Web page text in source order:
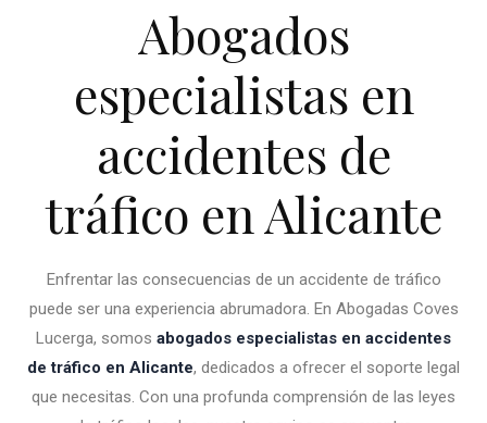
Abogados
especialistas en
accidentes de
tráfico en Alicante
Enfrentar las consecuencias de un accidente de tráfico
puede ser una experiencia abrumadora. En Abogadas Coves
Lucerga, somos abogados especialistas en accidentes
de tráfico en Alicante, dedicados a ofrecer el soporte legal
que necesitas. Con una profunda comprensión de las leyes